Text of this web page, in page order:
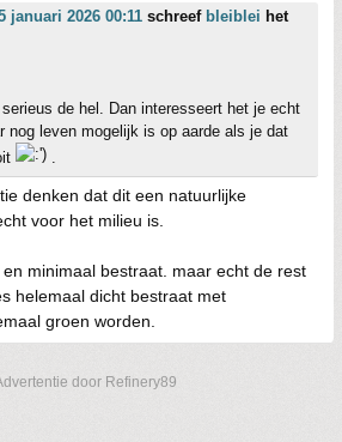
januari 2026 00:11 schreef bleiblei het
de hel. Dan interesseert het je echt
nog leven mogelijk is op aarde als je dat
.
denken dat dit een natuurlijke
voor het milieu is.
minimaal bestraat. maar echt de rest
helemaal dicht bestraat met
groen worden.
door Refinery89